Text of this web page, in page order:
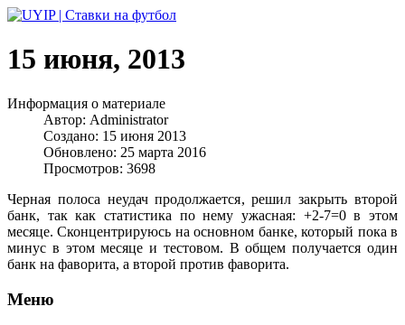
15 июня, 2013
Информация о материале
Автор: Administrator
Создано: 15 июня 2013
Обновлено: 25 марта 2016
Просмотров: 3698
Черная полоса неудач продолжается, решил закрыть второй
банк, так как статистика по нему ужасная: +2-7=0 в этом
месяце. Сконцентрируюсь на основном банке, который пока в
минус в этом месяце и тестовом. В общем получается один
банк на фаворита, а второй против фаворита.
Меню